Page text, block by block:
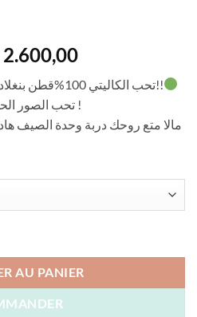
:
3.800,00.
2.600,00Le
actuel
est :
DZD
تحب الكاليتي 100%قطن بنغلاديش لي تريحك كيما الاصلي!!
تحب الصور باش تشري مرتاح !
AU PANIER